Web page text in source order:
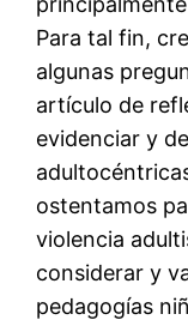
Para tal fin,
algunas
artículo de
evidenciar y
ostentamos
violencia
considerar y
pedagogías